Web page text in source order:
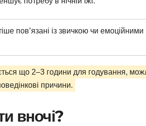
пов’язані із звичкою чи емоційними
що 2–3 години для годування,
причини.
вночі?